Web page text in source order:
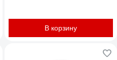
В корзину